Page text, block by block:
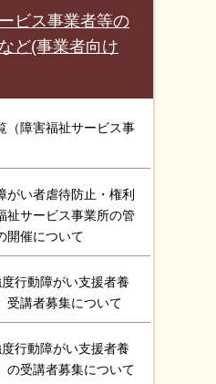
ビス事業者等の
ど(事業者向け
（障害福祉サービス事
がい者虐待防止・権利
祉サービス事業所の管
開催について
行動障がい支援者養
受講者募集について
行動障がい支援者養
の受講者募集について